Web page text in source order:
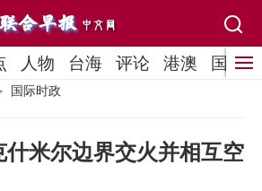
人物 台海 评论 港澳 国际
国际时政
什米尔边界交火并相互空